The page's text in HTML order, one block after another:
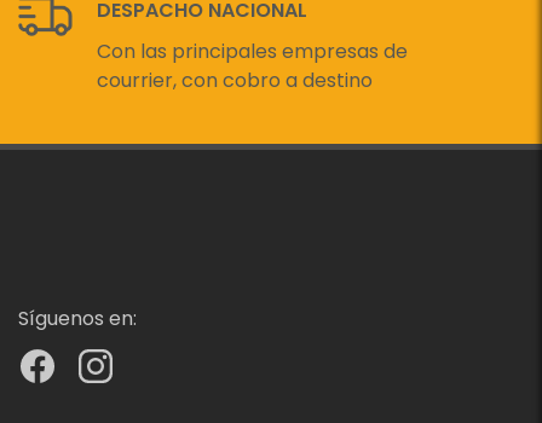
DESPACHO NACIONAL
Con las principales empresas de
courrier, con cobro a destino
Síguenos en: